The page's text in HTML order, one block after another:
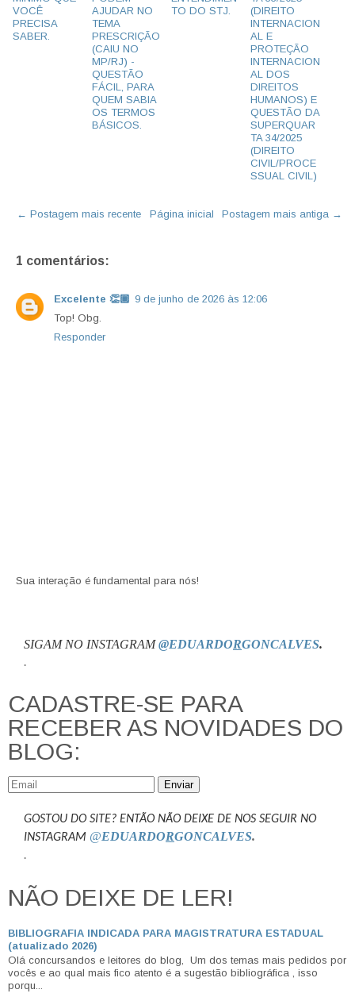
VOCÊ
PRECISA
SABER.
AJUDAR NO
TEMA
PRESCRIÇÃO
(CAIU NO
MP/RJ) -
QUESTÃO
FÁCIL, PARA
QUEM SABIA
OS TERMOS
BÁSICOS.
TO DO STJ.
(DIREITO
INTERNACION
AL E
PROTEÇÃO
INTERNACION
AL DOS
DIREITOS
HUMANOS) E
QUESTÃO DA
SUPERQUAR
TA 34/2025
(DIREITO
CIVIL/PROCE
SSUAL CIVIL)
← Postagem mais recente Postagem mais antiga →
Página inicial
1 comentários:
Excelente 👏🏾 9 de junho de 2026 às 12:06
Top! Obg.
Responder
Sua interação é fundamental para nós!
SIGAM NO INSTAGRAM@EDUARDORGONCALVES.
.
CADASTRE-SE PARA
RECEBER AS NOVIDADES DO
BLOG:
Enviar
GOSTOU DO SITE? ENTÃO NÃO DEIXE DE NOS SEGUIR NO
INSTAGRAM @EDUARDORGONCALVES.
.
NÃO DEIXE DE LER!
BIBLIOGRAFIA INDICADA PARA MAGISTRATURA ESTADUAL
(atualizado 2026)
Olá concursandos e leitores do blog, Um dos temas mais pedidos por
vocês e ao qual mais fico atento é a sugestão bibliográfica , isso
porqu...